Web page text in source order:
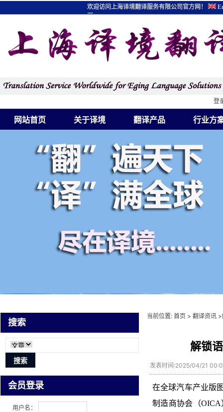
网站首页 关于译境 翻译产品 行业方
登
欢迎访问上海译境翻译服务有限公司官方网！
图
搜索
会员登录
用户名：
当前位置: 首页 > 翻译资讯
解锁
发表时间:2025/04/21
在全球汽车产业版
制造商协会（OICA